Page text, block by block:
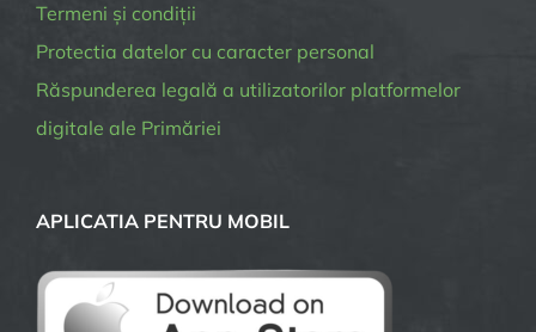
Termeni și condiții
Protectia datelor cu caracter personal
Răspunderea legală a utilizatorilor platformelor
digitale ale Primăriei
APLICATIA PENTRU MOBIL